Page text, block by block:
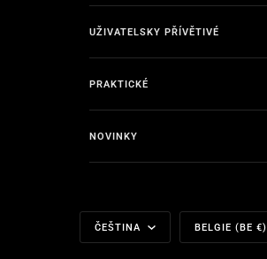
UŽIVATELSKY PŘÍVĚTIVÉ
PRAKTICKÉ
NOVINKY
Jazyk
ČEŠTINA Měna
BELGIE (BE €)